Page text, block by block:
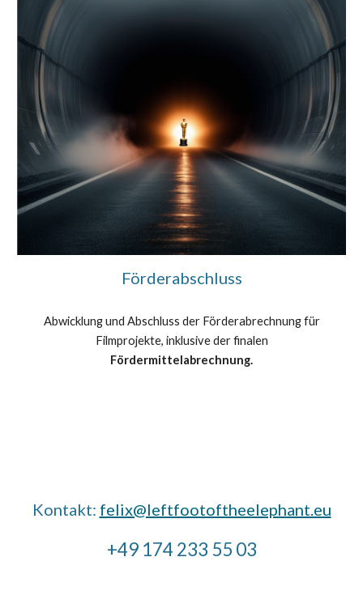
Förderabschluss
Abwicklung und Abschluss der Förderabrechnung für
Filmprojekte, inklusive der finalen
Fördermittelabrechnung.
Kontakt: felix@leftfootoftheelephant.eu
+49 174 233 55 03